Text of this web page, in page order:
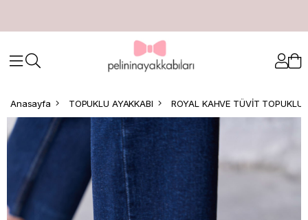
Anasayfa TOPUKLU AYAKKABI ROYAL KAHVE TÜVİT TOPUKLU